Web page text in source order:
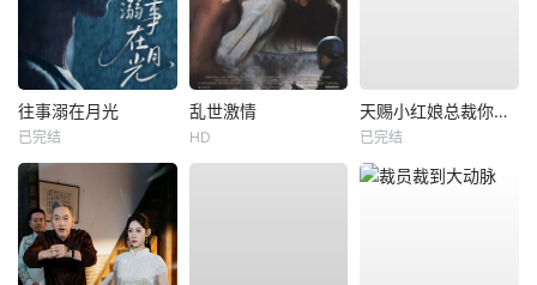
往事溺在月光
已完结
乱世激情
HD
天赐小红娘总裁你找错夫人了
已完结